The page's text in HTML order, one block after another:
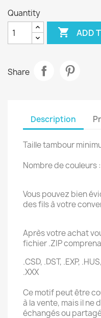
Quantity
 ADD
Share
Description
Taille tambour
Nombre de couleurs
Vous pouvez bien
des fils à votre
Après votre achat
fichier .ZIP
.CSD, .DST, .EXP,
.XXX
Ce motif peut être
à la vente, mais il ne
échangés ou